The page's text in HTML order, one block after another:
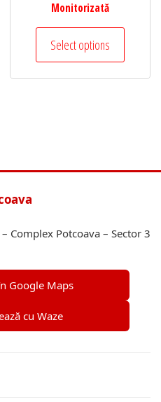
Monitorizată
Select options
Complex Potcoava – Sector 3
Google Maps
cu Waze